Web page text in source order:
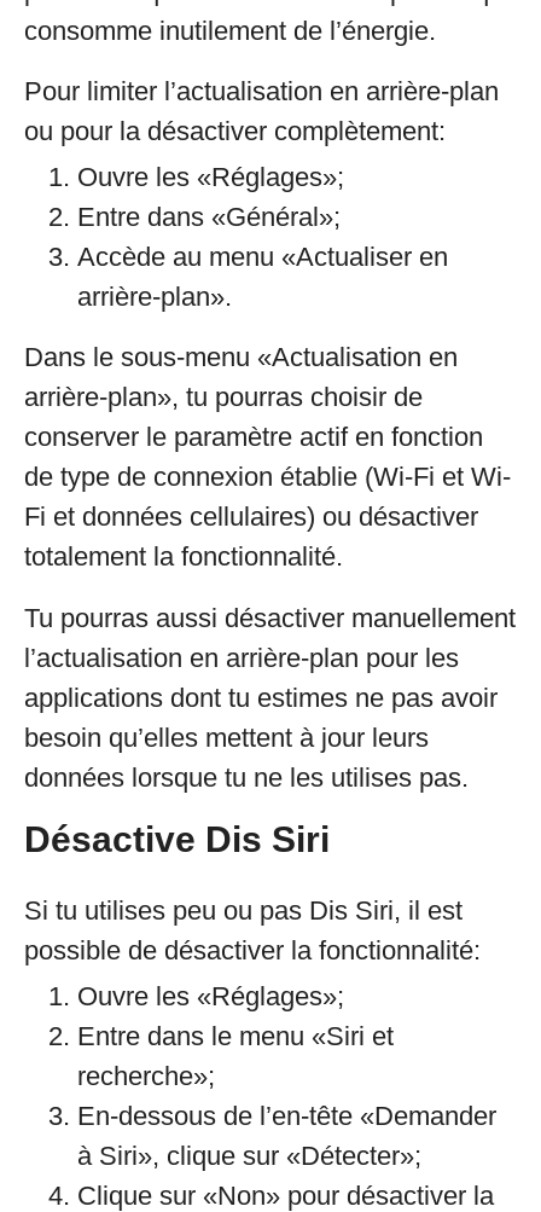
consomme inutilement de l’énergie.
Pour limiter l’actualisation en arrière-plan
ou pour la désactiver complètement:
Ouvre les «Réglages»;
Entre dans «Général»;
Accède au menu «Actualiser en
arrière-plan».
Dans le sous-menu «Actualisation en
arrière-plan», tu pourras choisir de
conserver le paramètre actif en fonction
de type de connexion établie (Wi-Fi et Wi-
Fi et données cellulaires) ou désactiver
totalement la fonctionnalité.
Tu pourras aussi désactiver manuellement
l’actualisation en arrière-plan pour les
applications dont tu estimes ne pas avoir
besoin qu’elles mettent à jour leurs
données lorsque tu ne les utilises pas.
Désactive Dis Siri
Si tu utilises peu ou pas Dis Siri, il est
possible de désactiver la fonctionnalité:
Ouvre les «Réglages»;
Entre dans le menu «Siri et
recherche»;
En-dessous de l’en-tête «Demander
à Siri», clique sur «Détecter»;
Clique sur «Non» pour désactiver la